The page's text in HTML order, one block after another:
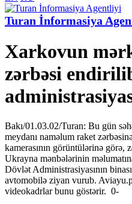
Turan İnformasiya
Xarkovun
zərbəsi
Bakı/01.03.02/Turan: Bu gün
meydanı naməlum raket
kamerasının görüntülərinə görə,
Ukrayna mənbələrinin
Dövlət Administrasiyasının
avtomobilə ziyan vurub.
videokadrlar bunu göstərir. 0-